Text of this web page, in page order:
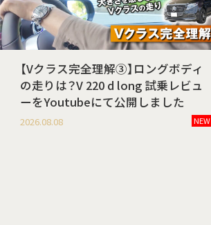
【Vクラス完全理解③】ロングボディ
の走りは？V 220 d long 試乗レビュ
ーをYoutubeにて公開しました
2026.08.08 NEW